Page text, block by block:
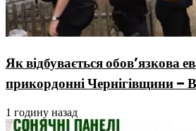
Як відбувається обов’язкова
прикордонні Чернігівщини –
1 годину назад